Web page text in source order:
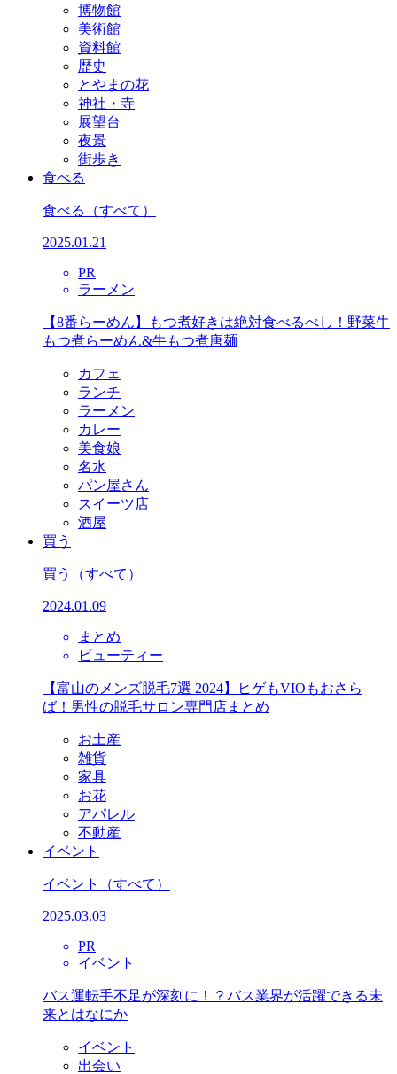
博物館
美術館
資料館
歴史
とやまの花
神社・寺
展望台
夜景
街歩き
食べる
食べる （すべて）
2025.01.21
PR
ラーメン
【8番らーめん】もつ煮好きは絶対食べるべし！野菜牛
もつ煮らーめん&牛もつ煮唐麺
カフェ
ランチ
ラーメン
カレー
美食娘
名水
パン屋さん
スイーツ店
酒屋
買う
買う （すべて）
2024.01.09
まとめ
ビューティー
【富山のメンズ脱毛7選 2024】ヒゲもVIOもおさら
ば！男性の脱毛サロン専門店まとめ
お土産
雑貨
家具
お花
アパレル
不動産
イベント
イベント （すべて）
2025.03.03
PR
イベント
バス運転手不足が深刻に！？バス業界が活躍できる未
来とはなにか
イベント
出会い